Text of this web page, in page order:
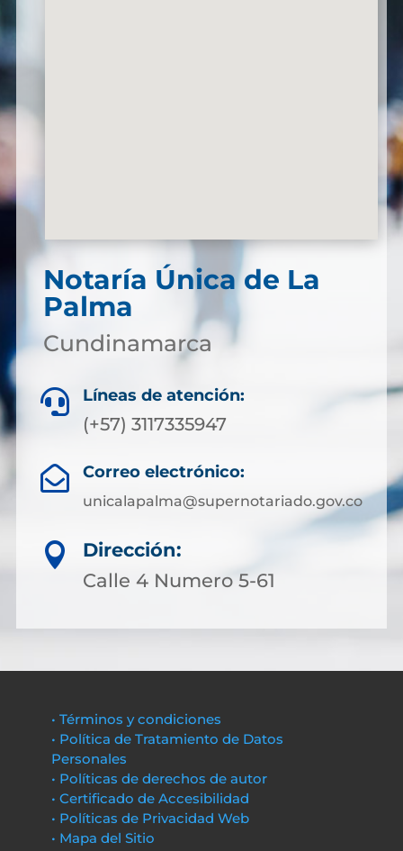
Notaría Única de La
Palma
Cundinamarca
 Líneas de atención:
(+57) 3117335947
 Correo electrónico:
unicalapalma@supernotariado.gov.co

Dirección:
Calle 4 Numero 5-61
• Términos y condiciones
• Política de Tratamiento de Datos
Personales
• Políticas de derechos de autor
• Certificado de Accesibilidad
• Políticas de Privacidad Web
• Mapa del Sitio